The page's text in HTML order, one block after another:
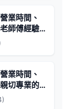
業時間、
師傅經驗
業時間、
切專業的